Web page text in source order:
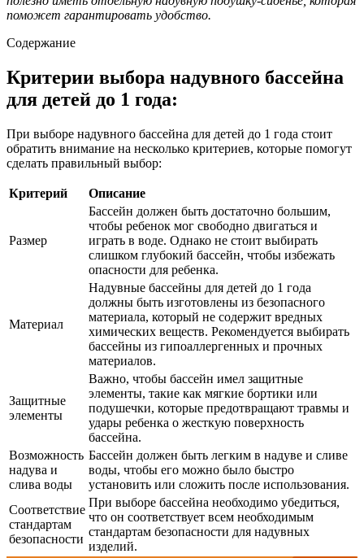
поможет гарантировать удобство.
Содержание
Критерии выбора надувного бассейна
для детей до 1 года:
При выборе надувного бассейна для детей до 1 года стоит
обратить внимание на несколько критериев, которые помогут
сделать правильный выбор:
Критерий Описание
Размер
Бассейн должен быть достаточно большим,
чтобы ребенок мог свободно двигаться и
играть в воде. Однако не стоит выбирать
слишком глубокий бассейн, чтобы избежать
опасности для ребенка.
Материал
Надувные бассейны для детей до 1 года
должны быть изготовлены из безопасного
материала, который не содержит вредных
химических веществ. Рекомендуется выбирать
бассейны из гипоаллергенных и прочных
материалов.
Защитные
элементы
Важно, чтобы бассейн имел защитные
элементы, такие как мягкие бортики или
подушечки, которые предотвращают травмы и
удары ребенка о жесткую поверхность
бассейна.
Возможность
надува и
слива воды
Бассейн должен быть легким в надуве и сливе
воды, чтобы его можно было быстро
установить или сложить после использования.
Соответствие
стандартам
безопасности
При выборе бассейна необходимо убедиться,
что он соответствует всем необходимым
стандартам безопасности для надувных
изделий.